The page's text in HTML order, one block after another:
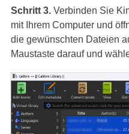
Schritt 3.Verbinden Sie
mit Ihrem Computer und
die gewünschten Dateien
Maustaste darauf und